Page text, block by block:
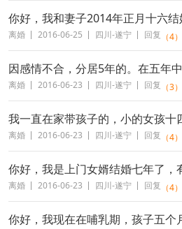
你好，我和妻子2014年正月十六
离婚 2016-06-25 四川-遂宁 回复 （4）
因感情不合，分居5年的。在五年
离婚 2016-06-23 四川-遂宁 回复 （3）
我一直在家带孩子的，小的女孩十
离婚 2016-06-23 四川-遂宁 回复 （4）
你好，我是上门女婿结婚七年了，
离婚 2016-06-23 四川-遂宁 回复 （4）
你好，我现在在哺乳期，孩子五个